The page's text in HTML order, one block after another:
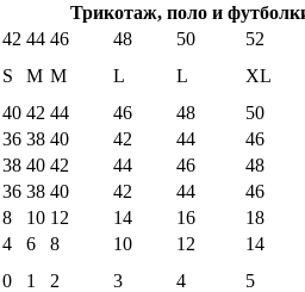
Трикотаж, поло и
42 44 46 48 50
52
S M M L L
XL
40 42 44 46 48
50
36 38 40 42 44
46
38 40 42 44 46
48
36 38 40 42 44
46
8 10 12 14 16
18
4 6 8 10 12
14
0 1 2 3 4
5